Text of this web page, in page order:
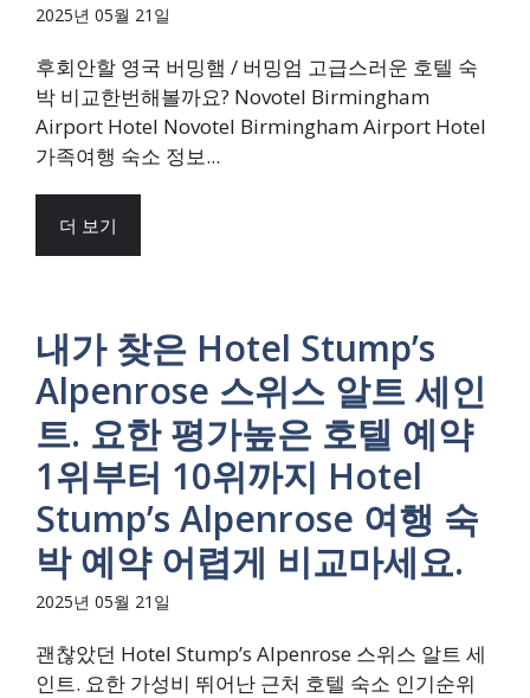
2025년 05월 21일
후회안할 영국 버밍햄 / 버밍엄 고급스러운 호텔 숙
박 비교한번해볼까요? Novotel Birmingham
Airport Hotel Novotel Birmingham Airport Hotel
가족여행 숙소 정보...
더 보기
내가 찾은 Hotel Stump’s
Alpenrose 스위스 알트 세인
트. 요한 평가높은 호텔 예약
1위부터 10위까지 Hotel
Stump’s Alpenrose 여행 숙
박 예약 어렵게 비교마세요.
2025년 05월 21일
괜찮았던 Hotel Stump’s Alpenrose 스위스 알트 세
인트. 요한 가성비 뛰어난 근처 호텔 숙소 인기순위